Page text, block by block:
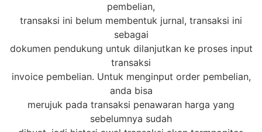
pembelian,
transaksi ini belum membentuk jurnal, transaksi ini
sebagai
dokumen pendukung untuk dilanjutkan ke proses input
transaksi
invoice pembelian. Untuk menginput order pembelian,
anda bisa
merujuk pada transaksi penawaran harga yang
sebelumnya sudah